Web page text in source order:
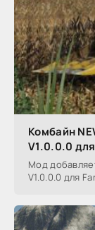
Комбайн
V1.0.0.0
Мод
V1.0.0.0 для